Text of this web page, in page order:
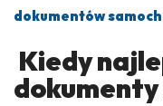
dokumentów
Kiedy